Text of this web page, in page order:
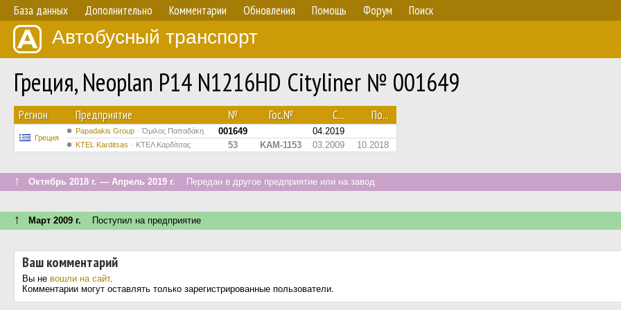
База данных Дополнительно Комментарии Обновления Помощь Форум Поиск
Автобусный транспорт
Греция, Neoplan P14 N1216HD Cityliner № 001649
Регион Предприятие № Гос.№ С... По...
Греция
Papadakis Group Όμιλος Παπαδάκη 001649 04.2019
ΚΤΕL Karditsas ΚΤΕΛ Καρδίτσας 53 KAM-1153 03.2009 10.2018
↑ Октябрь 2018 г. — Апрель 2019 г. Передан в другое предприятие или на завод
↑ Март 2009 г. Поступил на предприятие
Ваш комментарий
Вы не вошли на сайт.
Комментарии могут оставлять только зарегистрированные пользователи.